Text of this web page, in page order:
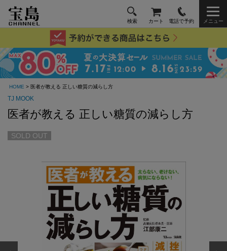
検索 カート 電話で予約 メニュー
HOME > 医者が教える 正しい糖質の減らし方
TJ MOOK
医者が教える 正しい糖質の減らし方
SOLD OUT